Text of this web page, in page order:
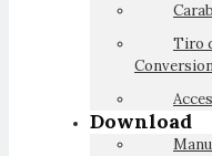
Tiro
Download